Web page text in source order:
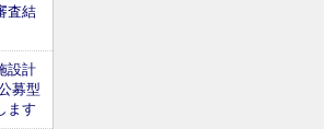
査結
設計
募型
ます